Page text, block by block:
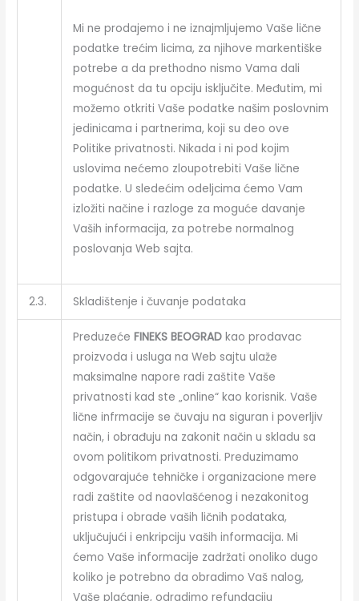
Mi ne prodajemo i ne iznajmljujemo Vaše lične
podatke trećim licima, za njihove markentiške
potrebe a da prethodno nismo Vama dali
mogućnost da tu opciju isključite. Međutim, mi
možemo otkriti Vaše podatke našim poslovnim
jedinicama i partnerima, koji su deo ove
Politike privatnosti. Nikada i ni pod kojim
uslovima nećemo zloupotrebiti Vaše lične
podatke. U sledećim odeljcima ćemo Vam
izložiti načine i razloge za moguće davanje
Vaših informacija, za potrebe normalnog
poslovanja Web sajta.
2.3. Skladištenje i čuvanje podataka
Preduzeće FINEKS BEOGRADkao prodavac
proizvoda i usluga na Web sajtu ulaže
maksimalne napore radi zaštite Vaše
privatnosti kad ste „online“ kao korisnik. Vaše
lične infrmacije se čuvaju na siguran i poverljiv
način, i obrađuju na zakonit način u skladu sa
ovom politikom privatnosti. Preduzimamo
odgovarajuće tehničke i organizacione mere
radi zaštite od naovlašćenog i nezakonitog
pristupa i obrade vaših ličnih podataka,
uključujući i enkripciju vaših informacija. Mi
ćemo Vaše informacije zadržati onoliko dugo
koliko je potrebno da obradimo Vaš nalog,
Vaše plaćanje, odradimo refundaciju